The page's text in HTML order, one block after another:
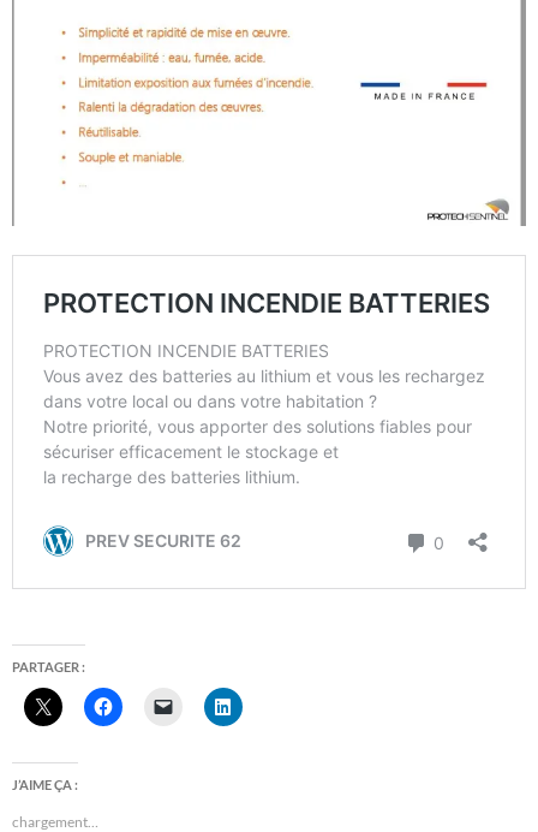
PARTAGER :
J’AIME ÇA :
chargement…